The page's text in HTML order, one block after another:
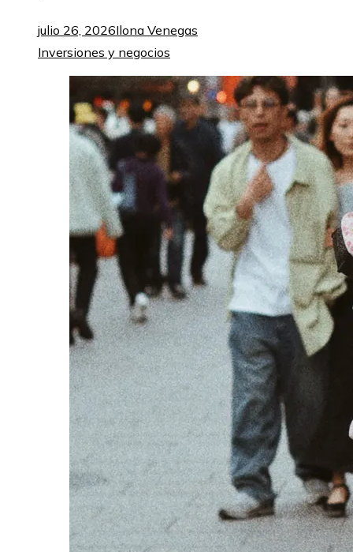
julio 26, 2026Ilona Venegas
Inversiones y negocios